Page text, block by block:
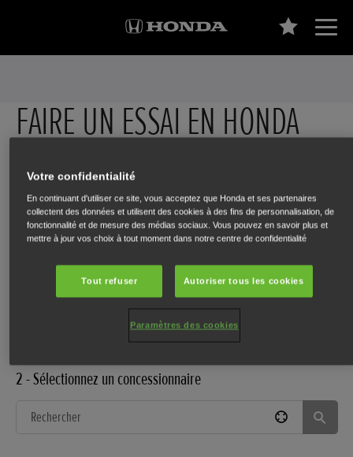
FAIRE UN ESSAI EN HONDA
Les images ne sont utilisées qu’à des fins d’illustration. Les véhicules
présentés font partie de la gamme Honda Europe. Les spécifications, les
options et la disponibilité peuvent varier.
1 - Sélectionnez un modèle
Sélectionnez un modèle
2 - Sélectionnez un concessionnaire
Votre confidentialité
En continuant d'utiliser ce site, vous acceptez que Honda et ses partenaires
collectent des données et utilisent des cookies à des fins de personnalisation, de
fonctionnalité et de mesure des médias sociaux. Vous pouvez en savoir plus et
mettre à jour vos choix à tout moment dans notre centre de confidentialité
Tout refuser Autoriser tous les cookies
Paramètres des cookies